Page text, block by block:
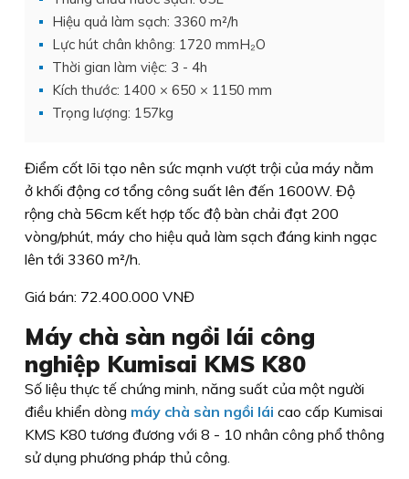
Hiệu quả làm sạch: 3360 m²/h
Lực hút chân không: 1720 mmH₂O
Thời gian làm việc: 3 - 4h
Kích thước: 1400 × 650 × 1150 mm
Trọng lượng: 157kg
Điểm cốt lõi tạo nên sức mạnh vượt trội của máy nằm
ở khối động cơ tổng công suất lên đến 1600W. Độ
rộng chà 56cm kết hợp tốc độ bàn chải đạt 200
vòng/phút, máy cho hiệu quả làm sạch đáng kinh ngạc
lên tới 3360 m²/h.
Giá bán: 72.400.000 VNĐ
Máy chà sàn ngồi lái công
nghiệp Kumisai KMS K80
Số liệu thực tế chứng minh, năng suất của một người
điều khiển dòng máy chà sàn ngồi lái cao cấp Kumisai
KMS K80 tương đương với 8 - 10 nhân công phổ thông
sử dụng phương pháp thủ công.